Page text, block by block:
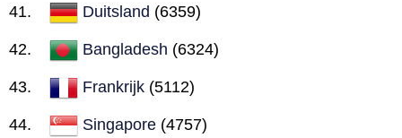
Duitsland (6359)
Bangladesh (6324)
Frankrijk (5112)
Singapore (4757)